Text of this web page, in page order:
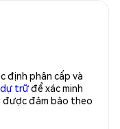
định phân cấp và
trữđể xác minh
được đảm bảo theo